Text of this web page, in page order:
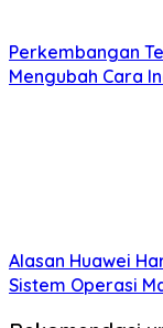
Perkembangan
Mengubah Cara
Alasan Huawei
Sistem Operasi